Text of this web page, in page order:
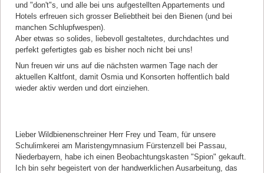
und "don't"s, und alle bei uns aufgestellten Appartements und
Hotels erfreuen sich grosser Beliebtheit bei den Bienen (und bei
manchen Schlupfwespen).
Aber etwas so solides, liebevoll gestaltetes, durchdachtes und
perfekt gefertigtes gab es bisher noch nicht bei uns!
Nun freuen wir uns auf die nächsten warmen Tage nach der
aktuellen Kaltfont, damit Osmia und Konsorten hoffentlich bald
wieder aktiv werden und dort einziehen.
Lieber Wildbienenschreiner Herr Frey und Team, für unsere
Schulimkerei am Maristengymnasium Fürstenzell bei Passau,
Niederbayern, habe ich einen Beobachtungskasten "Spion" gekauft.
Ich bin sehr begeistert von der handwerklichen Ausarbeitung, das